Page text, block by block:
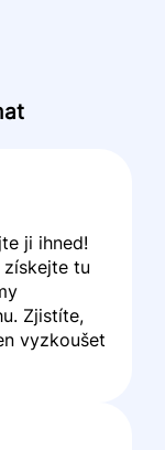
ji ihned!
získejte tu
Zjistíte,
vyzkoušet